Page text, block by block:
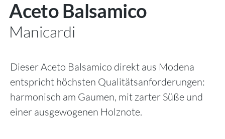
Aceto Balsamico
Manicardi
Dieser Aceto Balsamico direkt aus Modena
entspricht höchsten Qualitätsanforderungen:
harmonisch am Gaumen, mit zarter Süße und
einer ausgewogenen Holznote.